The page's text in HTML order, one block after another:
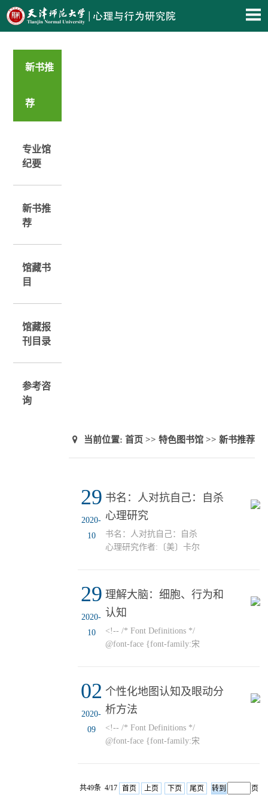
新书推
荐
专业馆
纪要
新书推
荐
馆藏书
目
馆藏报
刊目录
参考咨
询
当前位置: 首页 >> 特色图书馆>> 新书推荐
29
2020-
10
书名：人对抗自己：自杀
心理研究
书名：人对抗自己：自杀
心理研究作者:〔美〕卡尔
年05月 ISBN：
9787519253639定价：
59.80元 内容简介本书是
人类自我毁灭倾向研究的
里程碑。卡尔·门林格尔在
亡本能和自我毁灭倾向做
了全面的考察和分析。他
性冲动总是要竭力寻求宣
泄的...
29
2020-
10
理解大脑：细胞、行为和
认知
<!-- /* Font Definitions */
@font-face {font-family:宋
family:"Cambria Math";
panose-1:2 4 5 3 5 4 6 3 2
4;} @font-face {font-
family:Calibri; panose-1:2
15 5 2 2 2 4 3 2 4;} @font-
family:"\@宋体"; panose-
02
2020-
09
个性化地图认知及眼动分
析方法
<!-- /* Font Definitions */
@font-face {font-family:宋
family:"Cambria Math";
panose-1:2 4 5 3 5 4 6 3 2
共49条 4/17 首页 上页 下页 尾页 页